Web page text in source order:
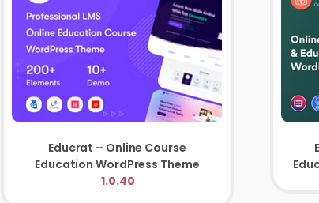
Educrat – Online Course
1.0.40